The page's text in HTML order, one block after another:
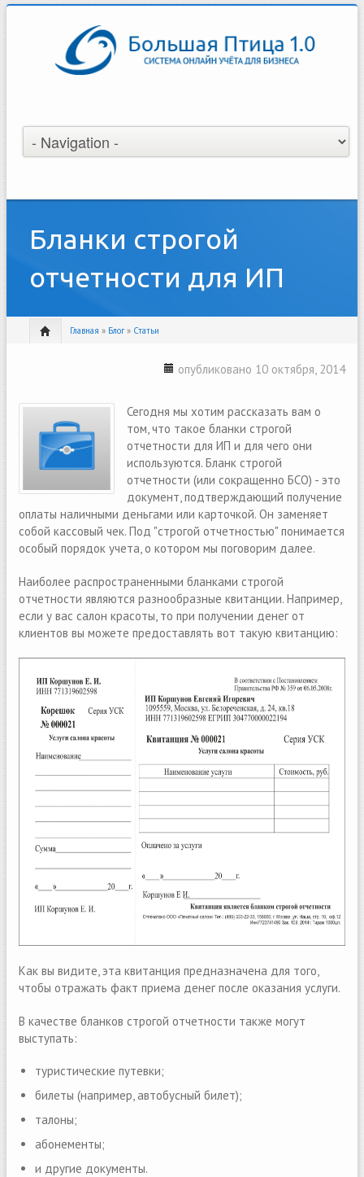
Бланки строгой
отчетности для ИП
Главная » Блог» Статьи
опубликовано 10 октября, 2014
Сегодня мы хотим рассказать вам о
том, что такое бланки строгой
отчетности для ИП и для чего они
используются. Бланк строгой
отчетности (или сокращенно БСО) - это
документ, подтверждающий получение
оплаты наличными деньгами или карточкой. Он заменяет
собой кассовый чек. Под "строгой отчетностью" понимается
особый порядок учета, о котором мы поговорим далее.
Наиболее распространенными бланками строгой
отчетности являются разнообразные квитанции. Например,
если у вас салон красоты, то при получении денег от
клиентов вы можете предоставлять вот такую квитанцию:
Как вы видите, эта квитанция предназначена для того,
чтобы отражать факт приема денег после оказания услуги.
В качестве бланков строгой отчетности также могут
выступать:
туристические путевки;
билеты (например, автобусный билет);
талоны;
абонементы;
и другие документы.